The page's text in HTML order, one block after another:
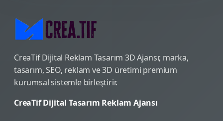
CreaTif Dijital Reklam Tasarım 3D Ajansı; marka,
tasarım, SEO, reklam ve 3D üretimi premium
kurumsal sistemle birleştirir.
CreaTif Dijital Tasarım Reklam Ajansı